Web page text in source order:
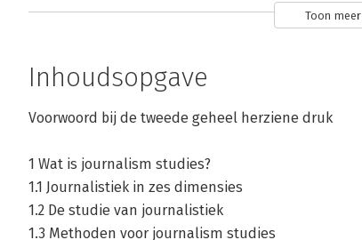
Visual Language
Bekijk alle boeken
Toon meer
Inhoudsopgave
Voorwoord bij de tweede geheel herziene druk
1 Wat is journalism studies?
1.1 Journalistiek in zes dimensies
1.2 De studie van journalistiek
1.3 Methoden voor journalism studies